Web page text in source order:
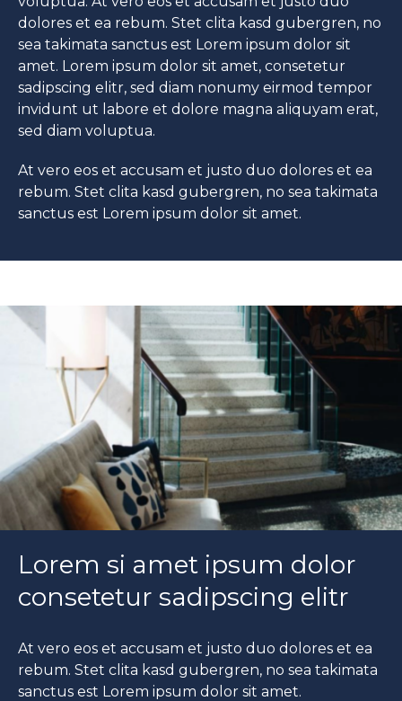
dolores et ea rebum. Stet clita kasd gubergren, no
sea takimata sanctus est Lorem ipsum dolor sit
amet. Lorem ipsum dolor sit amet, consetetur
sadipscing elitr, sed diam nonumy eirmod tempor
invidunt ut labore et dolore magna aliquyam erat,
sed diam voluptua.
At vero eos et accusam et justo duo dolores et ea
rebum. Stet clita kasd gubergren, no sea takimata
sanctus est Lorem ipsum dolor sit amet.
Lorem si amet ipsum dolor
consetetur sadipscing elitr
At vero eos et accusam et justo duo dolores et ea
rebum. Stet clita kasd gubergren, no sea takimata
sanctus est Lorem ipsum dolor sit amet.